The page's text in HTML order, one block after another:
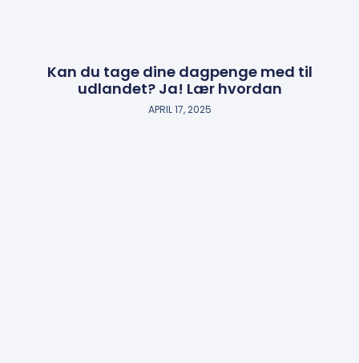
Kan du tage dine dagpenge med til
udlandet? Ja! Lær hvordan
APRIL 17, 2025